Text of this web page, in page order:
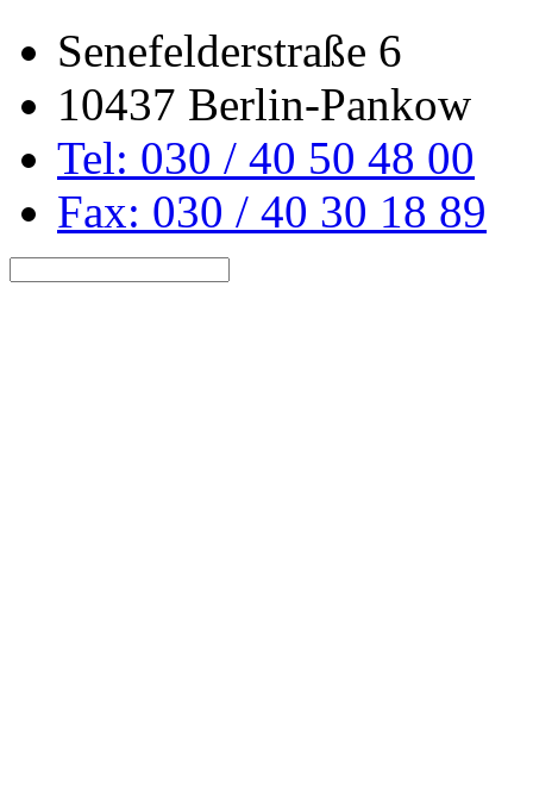
Senefelderstraße 6
10437 Berlin-Pankow
Tel: 030 / 40 50 48 00
Fax: 030 / 40 30 18 89